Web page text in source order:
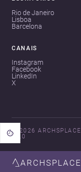
ARCHSPLACE
Rio de Janeiro
Lisboa
Barcelona
CANAIS
Instagram
Facebook
LinkedIn
X
© 2026 ARCHSPLACE
V3.0